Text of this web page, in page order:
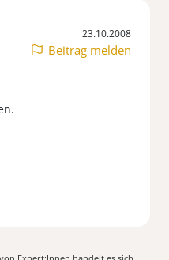
23.10.2008
Beitrag melden